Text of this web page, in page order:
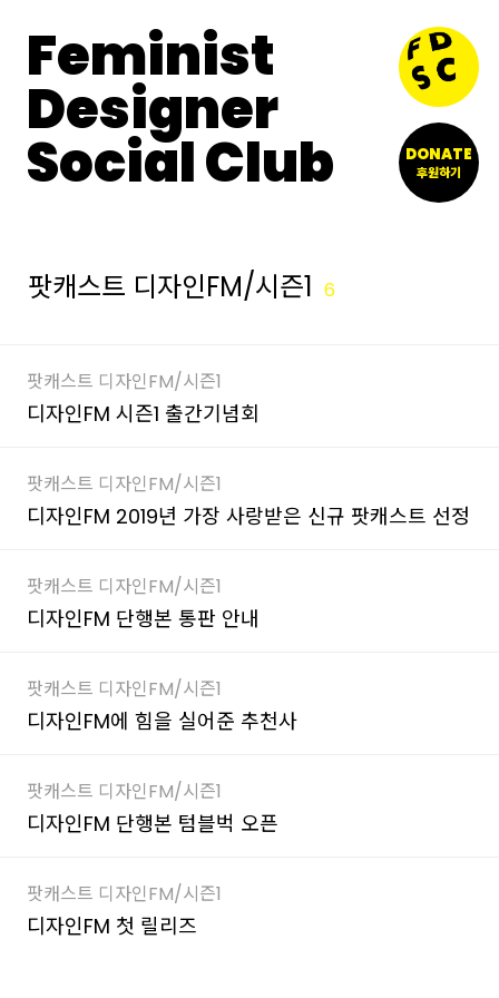
Feminist
Designer
Social Club DONATE
후원하기
팟캐스트 디자인FM/시즌1 6
팟캐스트 디자인FM/시즌1
디자인FM 시즌1 출간기념회
팟캐스트 디자인FM/시즌1
디자인FM 2019년 가장 사랑받은 신규 팟캐스트 선정
팟캐스트 디자인FM/시즌1
디자인FM 단행본 통판 안내
팟캐스트 디자인FM/시즌1
디자인FM에 힘을 실어준 추천사
팟캐스트 디자인FM/시즌1
디자인FM 단행본 텀블벅 오픈
팟캐스트 디자인FM/시즌1
디자인FM 첫 릴리즈